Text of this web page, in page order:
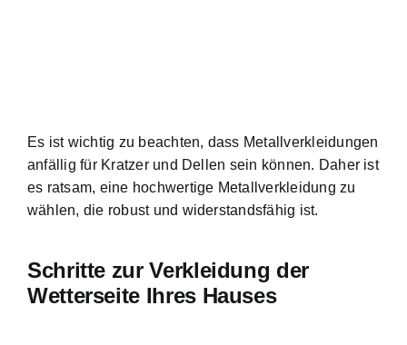
Es ist wichtig zu beachten, dass Metallverkleidungen
anfällig für Kratzer und Dellen sein können. Daher ist
es ratsam, eine hochwertige Metallverkleidung zu
wählen, die robust und widerstandsfähig ist.
Schritte zur Verkleidung der
Wetterseite Ihres Hauses